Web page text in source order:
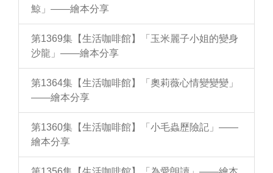
鯨」——繪本分享
第1369集【生活咖啡館】「玉米麗子小姐的變身
沙龍」——繪本分享
第1364集【生活咖啡館】「奧莉薇心情變變變」
——繪本分享
第1360集【生活咖啡館】「小毛蟲歷險記」——
繪本分享